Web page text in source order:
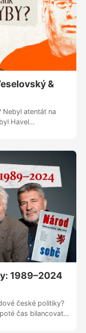
v posilovně, ale
&
atentát na
Havel
Jednou týdně do
úplně jinak.
Kč měsíčně,
1989–⁠⁠⁠⁠⁠⁠⁠⁠⁠⁠⁠⁠⁠⁠⁠⁠⁠⁠2024
české politiky?
čas bilancovat